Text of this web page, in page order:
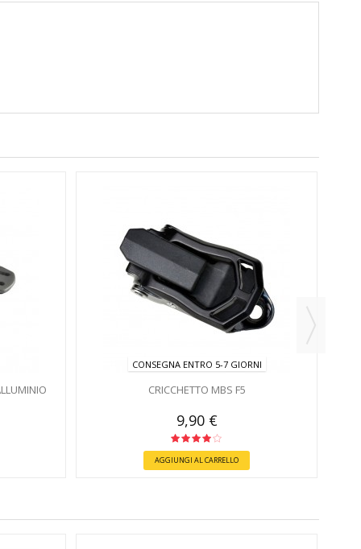
CONSEGNA ENTRO 5-7 GIORNI
CRICCHETTO MBS F5
9,90 €
AGGIUNGI AL CARRELLO